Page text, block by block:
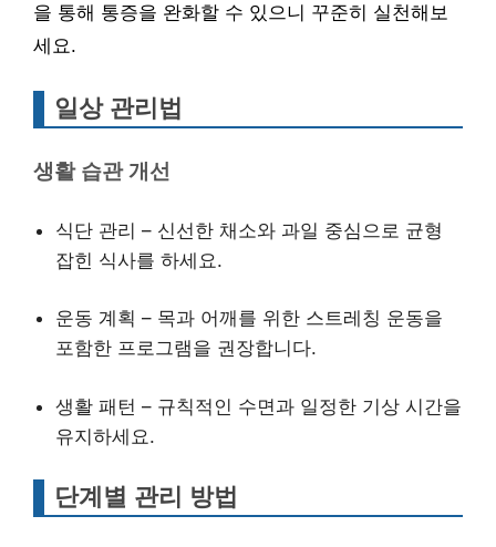
을 통해 통증을 완화할 수 있으니 꾸준히 실천해보
세요.
일상 관리법
생활 습관 개선
식단 관리 – 신선한 채소와 과일 중심으로 균형
잡힌 식사를 하세요.
운동 계획 – 목과 어깨를 위한 스트레칭 운동을
포함한 프로그램을 권장합니다.
생활 패턴 – 규칙적인 수면과 일정한 기상 시간을
유지하세요.
단계별 관리 방법